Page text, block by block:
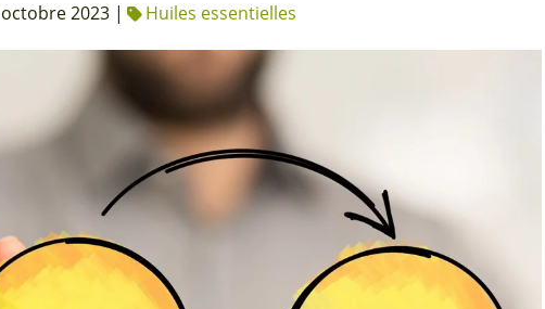
2023 | Huiles essentielles